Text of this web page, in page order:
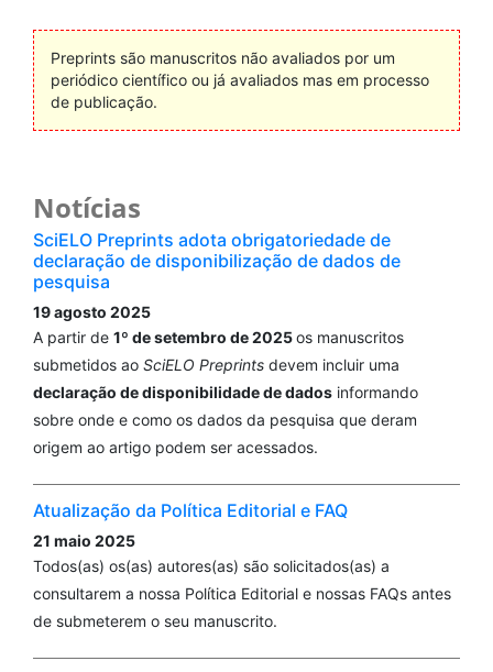
Preprints são manuscritos não avaliados por um
periódico científico ou já avaliados mas em processo
de publicação.
Notícias
SciELO Preprints adota obrigatoriedade de
declaração de disponibilização de dados de
pesquisa
19 agosto 2025
A partir de 1º de setembro de 2025os manuscritos
submetidos ao SciELO Preprints devem incluir uma
declaração de disponibilidade de dados informando
sobre onde e como os dados da pesquisa que deram
origem ao artigo podem ser acessados.
Atualização da Política Editorial e FAQ
21 maio 2025
Todos(as) os(as) autores(as) são solicitados(as) a
consultarem a nossa Política Editorial e nossas FAQs antes
de submeterem o seu manuscrito.